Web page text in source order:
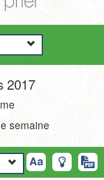
2017
semaine